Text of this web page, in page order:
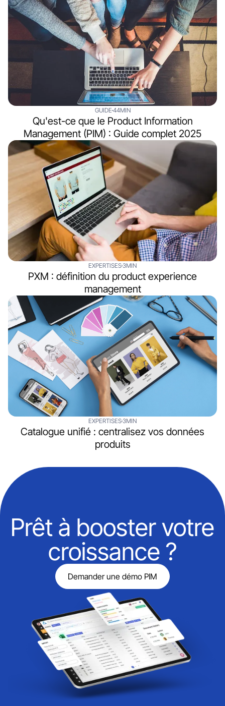
GUIDE44MIN
Qu'est-ce que le Product Information
Management (PIM) : Guide complet 2025
EXPERTISES3MIN
PXM : définition du product experience
management
EXPERTISES3MIN
Catalogue unifié : centralisez vos données
produits
Prêt à booster votre
croissance ?
Demander une démo PIM